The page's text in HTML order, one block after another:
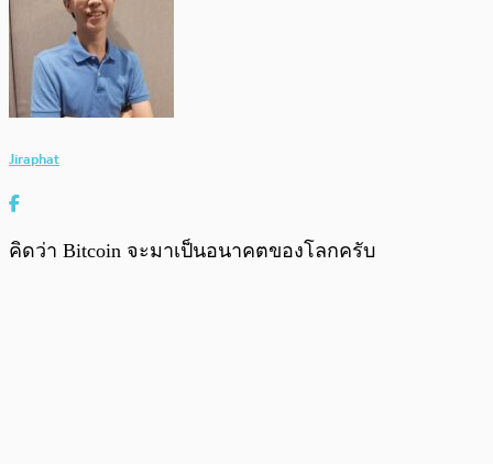
Jiraphat
คิดว่า Bitcoin จะมาเป็นอนาคตของโลกครับ